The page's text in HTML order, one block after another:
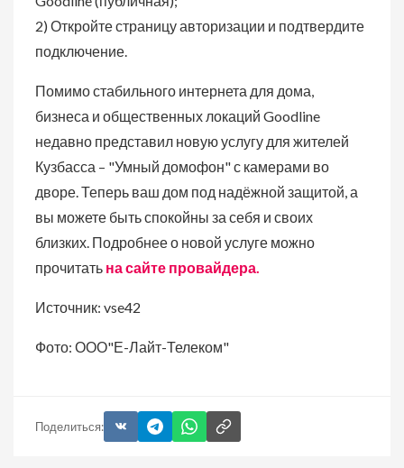
2) Откройте страницу авторизации и подтвердите
подключение.
Помимо стабильного интернета для дома,
бизнеса и общественных локаций Goodline
недавно представил новую услугу для жителей
Кузбасса – "Умный домофон" с камерами во
дворе. Теперь ваш дом под надёжной защитой, а
вы можете быть спокойны за себя и своих
близких. Подробнее о новой услуге можно
прочитать на сайте провайдера.
Источник: vse42
Фото: ООО"Е-Лайт-Телеком"
Поделиться: